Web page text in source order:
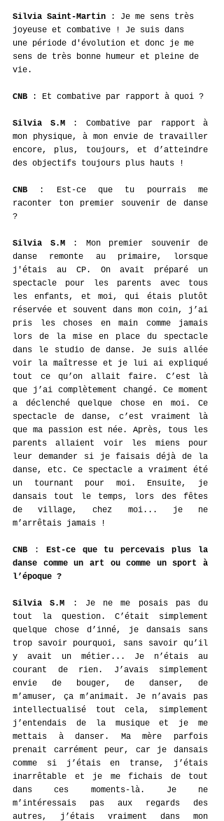
Silvia Saint-Martin
: Je me sens très
joyeuse et combative ! Je suis dans
une période d'évolution et donc je me
sens de très bonne humeur et pleine de
vie.
CNB
Silvia S.M : Combative par rapport à
mon physique, à mon envie de travailler
encore, plus, toujours, et d’atteindre
des objectifs toujours plus hauts !
CNB : Est-ce que tu pourrais me
raconter ton premier souvenir de danse
?
Silvia S.M : Mon premier souvenir de
danse remonte au primaire, lorsque
j'étais au CP. On avait préparé un
spectacle pour les parents avec tous
les enfants, et moi, qui étais plutôt
réservée et souvent dans mon coin, j’ai
pris les choses en main comme jamais
lors de la mise en place du spectacle
dans le studio de danse. Je suis allée
voir la maîtresse et je lui ai expliqué
tout ce qu’on allait faire. C’est là
que j’ai complètement changé. Ce moment
a déclenché quelque chose en moi. Ce
spectacle de danse, c’est vraiment là
que ma passion est née. Après, tous les
parents allaient voir les miens pour
leur demander si je faisais déjà de la
danse, etc. Ce spectacle a vraiment été
un tournant pour moi. Ensuite, je
dansais tout le temps, lors des fêtes
de village, chez moi... je ne
m’arrêtais jamais !
CNB : Est-ce que tu percevais plus la
danse comme un art ou comme un sport à
l’époque ?
Silvia S.M : Je ne me posais pas du
tout la question. C’était simplement
quelque chose d’inné, je dansais sans
trop savoir pourquoi, sans savoir qu’il
y avait un métier... Je n’étais au
courant de rien. J’avais simplement
envie de bouger, de danser, de
m’amuser, ça m’animait. Je n’avais pas
intellectualisé tout cela, simplement
j’entendais de la musique et je me
mettais à danser. Ma mère parfois
prenait carrément peur, car je dansais
comme si j’étais en transe, j’étais
inarrêtable et je me fichais de tout
dans ces moments-là. Je ne
m’intéressais pas aux regards des
autres, j’étais vraiment dans mon